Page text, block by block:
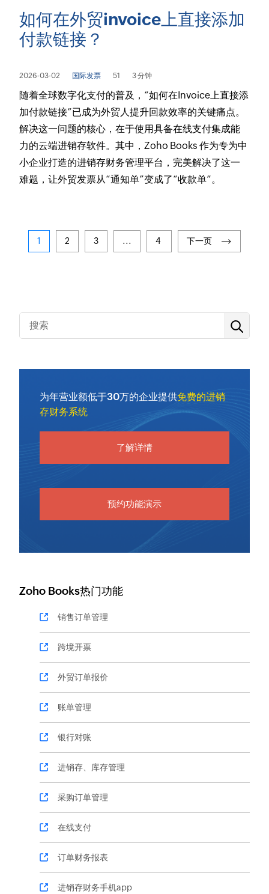
如何在外贸invoice上直接添加
付款链接？
2026-03-02 国际发票 51 3 分钟
随着全球数字化支付的普及，“如何在Invoice上直接添
加付款链接”已成为外贸人提升回款效率的关键痛点。
解决这一问题的核心，在于使用具备在线支付集成能
力的云端进销存软件。其中，Zoho Books 作为专为中
小企业打造的进销存财务管理平台，完美解决了这一
难题，让外贸发票从“通知单”变成了“收款单”。
1 2 3 ... 4 下一页
为年营业额低于30万的企业提供免费的进销
存财务系统
了解详情
预约功能演示
Zoho Books热门功能
销售订单管理
跨境开票
外贸订单报价
账单管理
银行对账
进销存、库存管理
采购订单管理
在线支付
订单财务报表
进销存财务手机app